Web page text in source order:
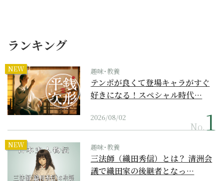
ランキング
NEW 趣味･教養
テンポが良くて登場キャラがすぐ
好きになる！スペシャル時代…
2026/08/02
No.
NEW 趣味･教養
三法師（織田秀信）とは？ 清洲会
議で織田家の後継者となっ…